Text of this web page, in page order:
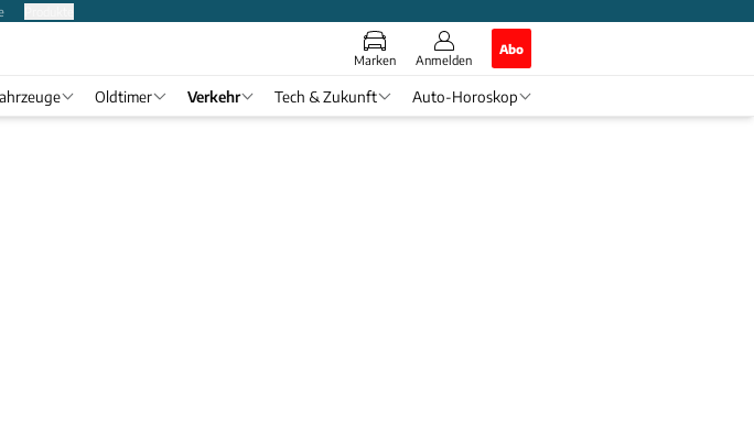
Marken Anmelden
Abo
Oldtimer Verkehr Tech & Zukunft Auto-Horoskop